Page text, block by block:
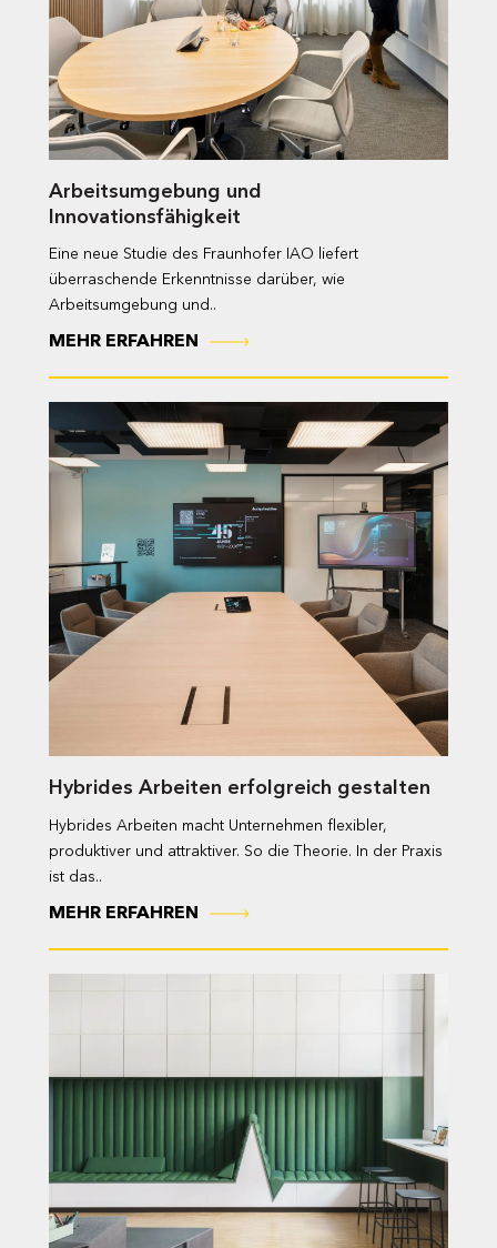
Arbeitsumgebung und
Innovationsfähigkeit
Eine neue Studie des Fraunhofer IAO liefert
überraschende Erkenntnisse darüber, wie
Arbeitsumgebung und..
MEHR ERFAHREN
Hybrides Arbeiten erfolgreich gestalten
Hybrides Arbeiten macht Unternehmen flexibler,
produktiver und attraktiver. So die Theorie. In der Praxis
ist das..
MEHR ERFAHREN